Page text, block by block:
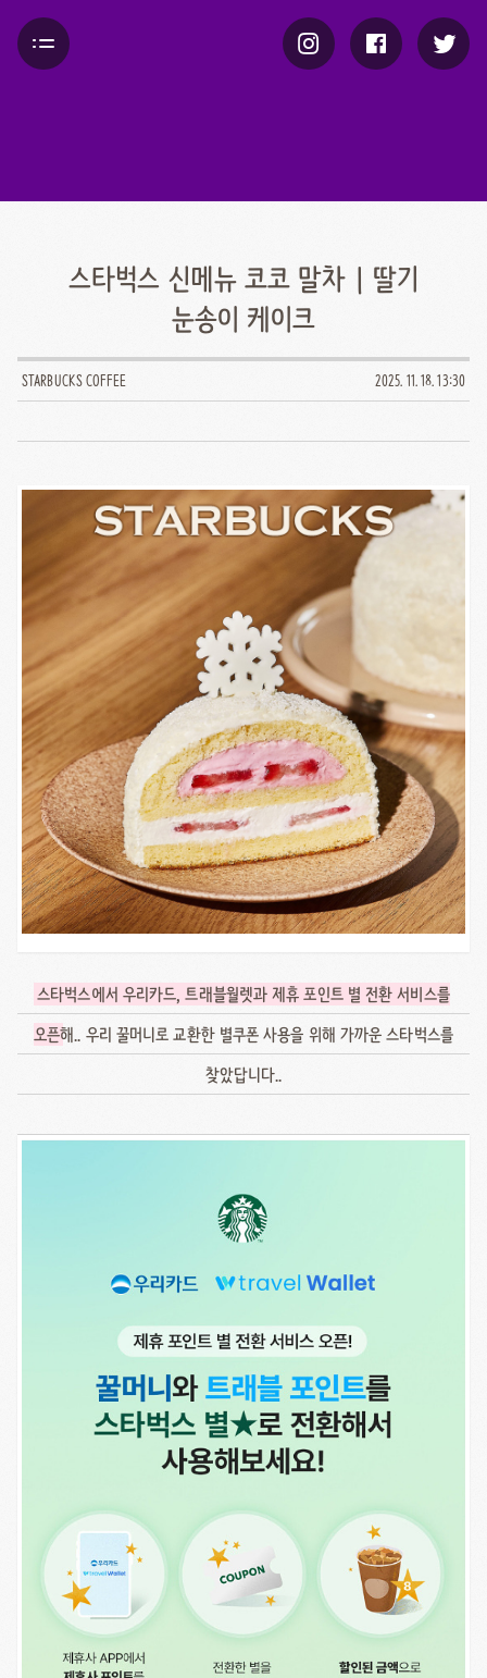
스타벅스 신메뉴 코코 말차 | 딸기
눈송이 케이크
STARBUCKS COFFEE 2025. 11. 18. 13:30
스타벅스에서 우리카드, 트래블월렛과 제휴 포인트 별 전환 서비스를
오픈해.. 우리 꿀머니로 교환한 별쿠폰 사용을 위해 가까운 스타벅스를
찾았답니다..